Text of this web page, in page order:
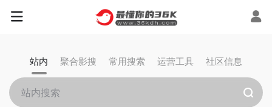
站内 聚合影搜 常用搜索 运营工具 社区信息